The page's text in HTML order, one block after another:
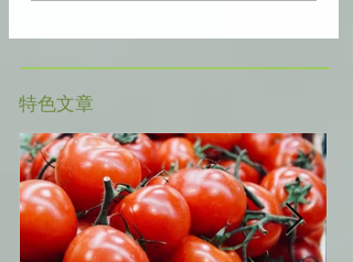
​特色文章